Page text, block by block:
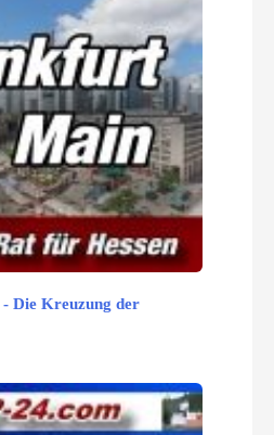
Die Kreuzung der